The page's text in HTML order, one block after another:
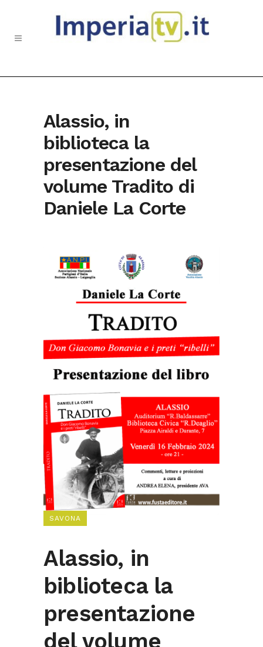
Alassio, in
biblioteca la
presentazione del
volume Tradito di
Daniele La Corte
SAVONA
Alassio, in
biblioteca la
presentazione
del volume